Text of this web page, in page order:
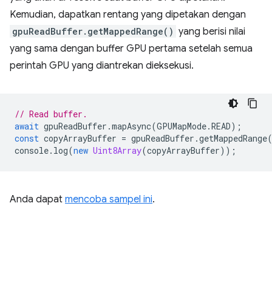
Kemudian, dapatkan rentang yang dipetakan dengan
gpuReadBuffer.getMappedRange() yang berisi nilai
yang sama dengan buffer GPU pertama setelah semua
perintah GPU yang diantrekan dieksekusi.
// Read buffer.
await gpuReadBuffer .mapAsync(GPUMapMode.READ);
const copyArrayBuffer = gpuReadBuffer .getMappedRange
console. log(new Uint8Array(copyArrayBuffer));
Anda dapat mencoba sampel ini.